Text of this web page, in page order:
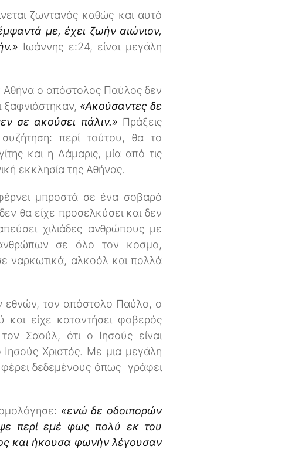
ζωντανός καθώς και αυτό
με, έχει ζωήν αιώνιον,
Ιωάννης ε:24, είναι μεγάλη
Αθήνα ο απόστολος Παύλος δεν
ξαφνιάστηκαν, «Ακούσαντες δε
σε ακούσει πάλιν.» Πράξεις
περί τούτου, θα το
και η Δάμαρις, μία από τις
εκκλησία της Αθήνας.
μπροστά σε ένα σοβαρό
θα είχε προσελκύσει και δεν
χιλιάδες ανθρώπους με
ανθρώπων σε όλο τον κοσμο,
ναρκωτικά, αλκοόλ και πολλά
εθνών, τον απόστολο Παύλο, ο
και είχε καταντήσει φοβερός
Σαούλ, ότι ο Ιησούς είναι
Χριστός. Με μια μεγάλη
φέρει δεδεμένους όπως γράφει
«ενώ δε οδοιπορών
περί εμέ φως πολύ εκ του
και ήκουσα φωνήν λέγουσαν